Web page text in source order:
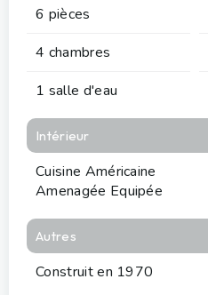
6 pièces
4 chambres
1 salle d'eau
Intérieur
Cuisine Américaine
Amenagée Equipée
Autres
Construit en 1970